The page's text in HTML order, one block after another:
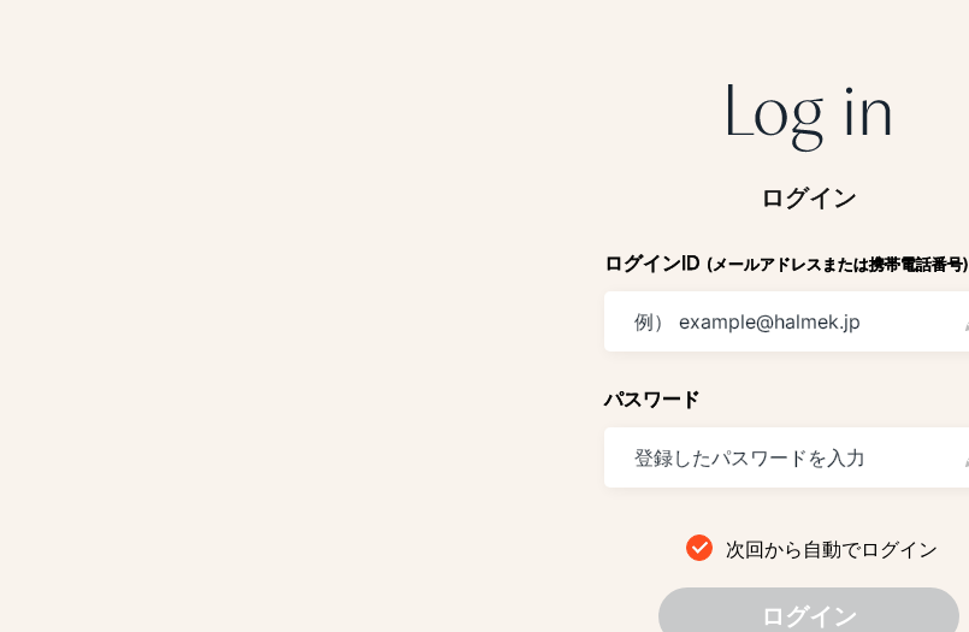
ログイン
ログインID (メールアドレスまたは携帯電話番号)
パスワード
次回から自動でログイン
ログイン